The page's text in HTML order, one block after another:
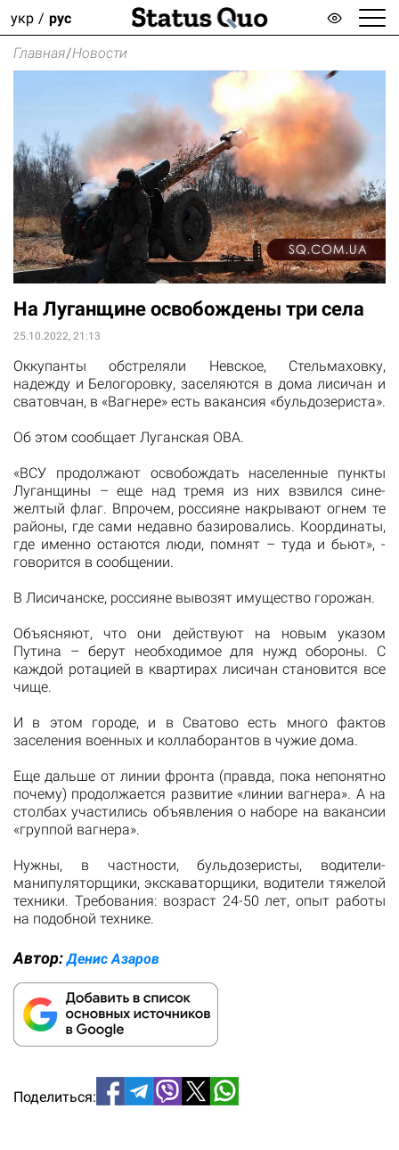
укр рус
Главная/Новости
На Луганщине освобождены три села
25.10.2022, 21:13
Оккупанты обстреляли Невское, Стельмаховку,
надежду и Белогоровку, заселяются в дома лисичан и
сватовчан, в «Вагнере» есть вакансия «бульдозериста».
Об этом сообщает Луганская ОВА.
«ВСУ продолжают освобождать населенные пункты
Луганщины – еще над тремя из них взвился сине-
желтый флаг. Впрочем, россияне накрывают огнем те
районы, где сами недавно базировались. Координаты,
где именно остаются люди, помнят – туда и бьют», -
говорится в сообщении.
В Лисичанске, россияне вывозят имущество горожан.
Объясняют, что они действуют на новым указом
Путина – берут необходимое для нужд обороны. С
каждой ротацией в квартирах лисичан становится все
чище.
И в этом городе, и в Сватово есть много фактов
заселения военных и коллаборантов в чужие дома.
Еще дальше от линии фронта (правда, пока непонятно
почему) продолжается развитие «линии вагнера». А на
столбах участились объявления о наборе на вакансии
«группой вагнера».
Нужны, в частности, бульдозеристы, водители-
манипуляторщики, экскаваторщики, водители тяжелой
техники. Требования: возраст 24-50 лет, опыт работы
на подобной технике.
Автор:Денис Азаров
Поделиться: